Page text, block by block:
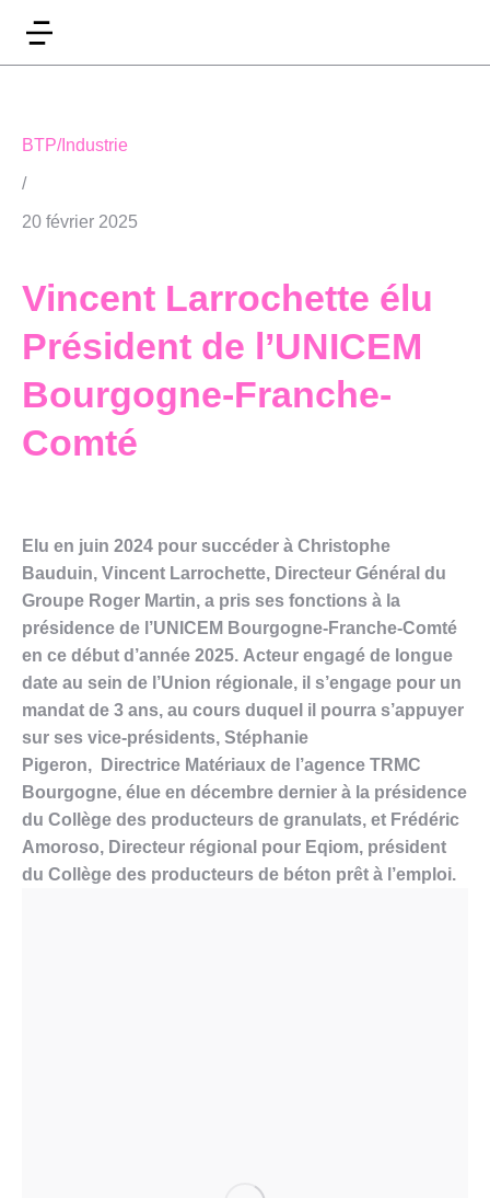
BTP/Industrie
/
20 février 2025
Vincent Larrochette élu
Président de l’UNICEM
Bourgogne-Franche-
Comté
Elu en juin 2024 pour succéder à Christophe
Bauduin, Vincent Larrochette, Directeur Général du
Groupe Roger Martin, a pris ses fonctions à la
présidence de l’UNICEM Bourgogne-Franche-Comté
en ce début d’année 2025. Acteur engagé de longue
date au sein de l’Union régionale, il s’engage pour un
mandat de 3 ans, au cours duquel il pourra s’appuyer
sur ses vice-présidents, Stéphanie
Pigeron,
Directrice Matériaux de l’agence TRMC
Bourgogne, élue en décembre dernier à la présidence
du Collège des producteurs de granulats, et Frédéric
Amoroso, Directeur régional pour Eqiom, président
du Collège des producteurs de béton prêt à l’emploi.